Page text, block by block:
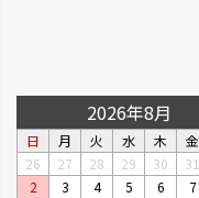
2026年8月
日 月 火 水 木 金
26
27 28 29 30 31
2
3 4 5 6 7